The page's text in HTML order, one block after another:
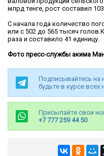
млрд тенге, рост составил
С начала года количество
или с 502 до 565 тысяч
раза и составило 41 единицу.
Фото пресс-службы акима
Подписывайтесь на
будьте в курсе всех
Присылайте свои
+7 777 259 44 50